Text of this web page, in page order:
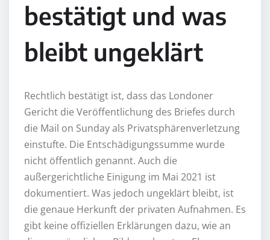
bestätigt und was
bleibt ungeklärt
Rechtlich bestätigt ist, dass das Londoner
Gericht die Veröffentlichung des Briefes durch
die Mail on Sunday als Privatsphärenverletzung
einstufte. Die Entschädigungssumme wurde
nicht öffentlich genannt. Auch die
außergerichtliche Einigung im Mai 2021 ist
dokumentiert. Was jedoch ungeklärt bleibt, ist
die genaue Herkunft der privaten Aufnahmen. Es
gibt keine offiziellen Erklärungen dazu, wie an